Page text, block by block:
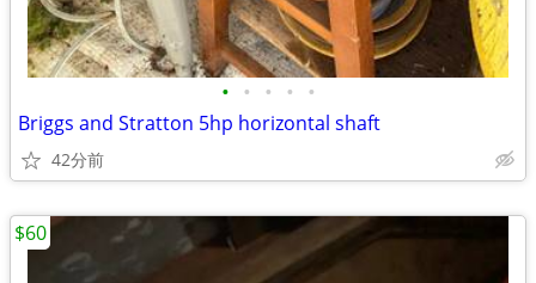
• • • • •
Briggs and Stratton 5hp horizontal shaft
42分前
$60